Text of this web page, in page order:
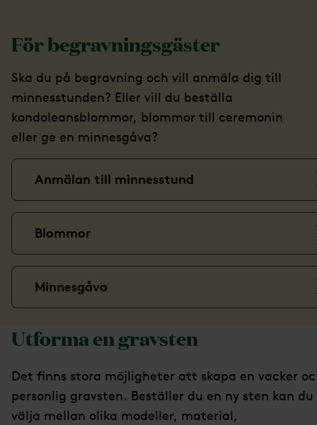
För begravningsgäster
Ska du på begravning och vill anmäla dig till
minnesstunden? Eller vill du beställa
kondoleansblommor, blommor till ceremonin
eller ge en minnesgåva?
Anmälan till minnesstund
Blommor
Minnesgåva
Utforma en gravsten
Det finns stora möjligheter att skapa en vacker
personlig gravsten. Beställer du en ny sten kan du
välja mellan olika modeller, material,